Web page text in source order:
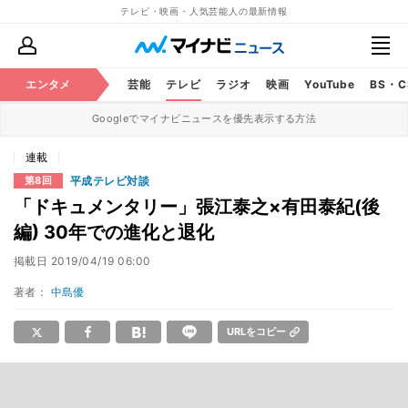
テレビ・映画・人気芸能人の最新情報
エンタメ 芸能 テレビ ラジオ 映画 YouTube BS・
Googleでマイナビニュースを優先表示する方法
連載
第8回 平成テレビ対談
「ドキュメンタリー」張江泰之×有田泰紀(後
編) 30年での進化と退化
掲載日 2019/04/19 06:00
著者： 中島優
URLをコピー